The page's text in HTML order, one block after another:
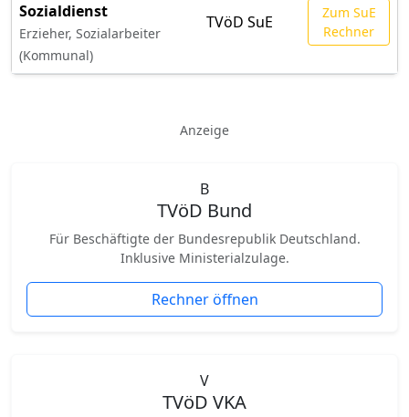
Sozialdienst
Erzieher, Sozialarbeiter
(Kommunal)
TVöD SuE
Zum SuE
Rechner
Anzeige
B
TVöD Bund
Für Beschäftigte der Bundesrepublik Deutschland.
Inklusive Ministerialzulage.
Rechner öffnen
V
TVöD VKA